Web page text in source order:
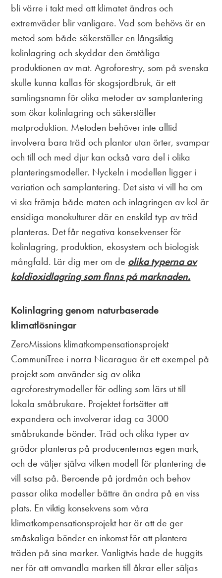
bli värre i takt med att klimatet ändras och
extremväder blir vanligare. Vad som behövs är en
metod som både säkerställer en långsiktig
kolinlagring och skyddar den ömtåliga
produktionen av mat. Agroforestry, som på svenska
skulle kunna kallas för skogsjordbruk, är ett
samlingsnamn för olika metoder av samplantering
som ökar kolinlagring och säkerställer
matproduktion. Metoden behöver inte alltid
involvera bara träd och plantor utan örter, svampar
och till och med djur kan också vara del i olika
planteringsmodeller. Nyckeln i modellen ligger i
variation och samplantering. Det sista vi vill ha om
vi ska främja både maten och inlagringen av kol är
ensidiga monokulturer där en enskild typ av träd
planteras. Det får negativa konsekvenser för
kolinlagring, produktion, ekosystem och biologisk
mångfald. Lär dig mer om de olika typerna av
koldioxidlagring som finns på marknaden.
Kolinlagring genom naturbaserade
klimatlösningar
ZeroMissions klimatkompensationsprojekt
CommuniTree i norra Nicaragua är ett exempel på
projekt som använder sig av olika
agroforestrymodeller för odling som lärs ut till
lokala småbrukare. Projektet fortsätter att
expandera och involverar idag ca 3000
småbrukande bönder. Träd och olika typer av
grödor planteras på producenternas egen mark,
och de väljer själva vilken modell för plantering de
vill satsa på. Beroende på jordmån och behov
passar olika modeller bättre än andra på en viss
plats. En viktig konsekvens som våra
klimatkompensationsprojekt har är att de ger
småskaliga bönder en inkomst för att plantera
träden på sina marker. Vanligtvis hade de huggits
ner för att omvandla marken till åkrar eller säljas